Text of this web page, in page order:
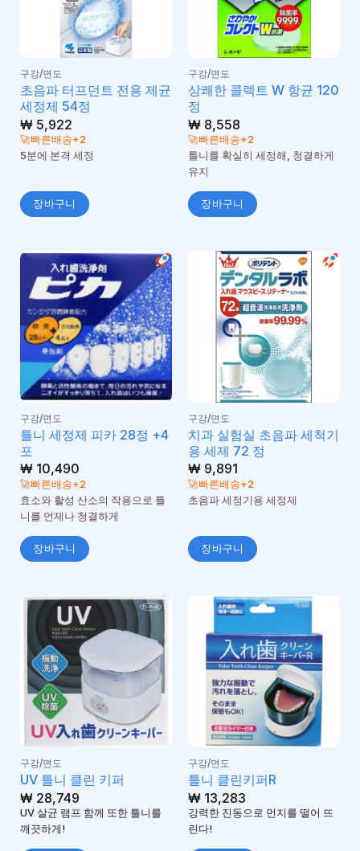
구강/면도
초음파 터프던트 전용 제균
세정제 54정
₩5,922
🚀빠른배송+2
5분에 본격 세정
장바구니
구강/면도
상쾌한 콜렉트 W 항균 120
정
₩8,558
🚀빠른배송+2
틀니를 확실히 세정해, 청결하게
유지
장바구니
구강/면도
틀니 세정제 피카 28정 +4
포
₩10,490
🚀빠른배송+2
효소와 활성 산소의 작용으로 틀
니를 언제나 청결하게
장바구니
구강/면도
치과 실험실 초음파 세척기
용 세제 72 정
₩9,891
🚀빠른배송+2
초음파 세정기용 세정제
장바구니
구강/면도
UV 틀니 클린 키퍼
₩28,749
UV 살균 램프 함께 또한 틀니를
깨끗하게!
구강/면도
틀니 클린키퍼R
₩13,283
강력한 진동으로 먼지를 떨어 뜨
린다!